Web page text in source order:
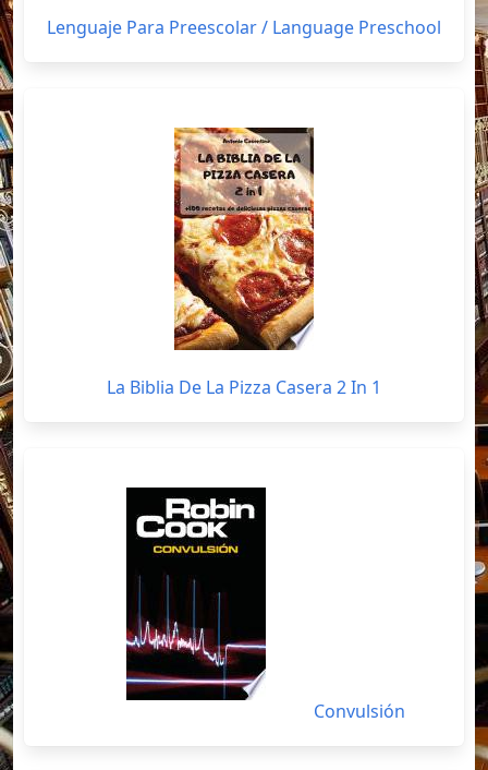
Lenguaje Para Preescolar / Language Preschool
La Biblia De La Pizza Casera 2 In 1
Convulsión